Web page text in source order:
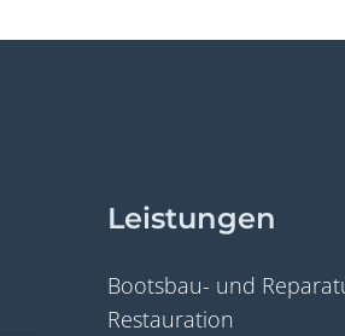
Leistungen
Bootsbau- und
Restauration